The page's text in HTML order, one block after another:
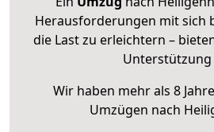
Herausforderungen mit sich
die Last zu erleichtern –
Unterstützung
Wir haben mehr als 8
Umzügen nach